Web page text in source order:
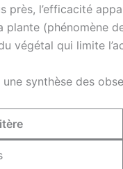
près, l’efficacité
plante (phénomène
végétal qui limite
synthèse des